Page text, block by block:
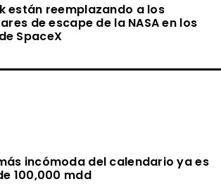
están reemplazando a los
de escape de la NASA en los
SpaceX
incómoda del calendario ya es
100,000 mdd